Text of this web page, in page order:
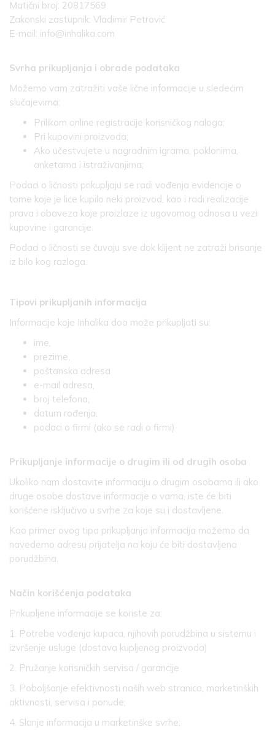
Matični broj: 20817569
Zakonski zastupnik: Vladimir Petrović
E-mail: info@inhalika.com
Svrha prikupljanja i obrade podataka
Možemo vam zatražiti vaše lične informacije u sledećim
slučajevima:
Prilikom online registracije korisničkog naloga;
Pri kupovini proizvoda;
Ako učestvujete u nagradnim igrama, poklonima,
anketama i istraživanjima;
Podaci o ličnosti prikupljaju se radi vođenja evidencije o
tome koje je lice kupilo neki proizvod, kao i radi realizacije
prava i obaveza koje proizlaze iz ugovornog odnosa u vezi
kupovine i garancije.
Podaci o ličnosti se čuvaju sve dok klijent ne zatraži brisanje
iz bilo kog razloga.
Tipovi prikupljanih informacija
Informacije koje Inhalika doo može prikupljati su:
ime,
prezime,
poštanska adresa
e-mail adresa,
broj telefona,
datum rođenja,
podaci o firmi (ako se radi o firmi)
Prikupljanje informacije o drugim ili od drugih osoba
Ukoliko nam dostavite informaciju o drugim osobama ili ako
druge osobe dostave informacije o vama, iste će biti
korišćene isključivo u svrhe za koje su i dostavljene.
Kao primer ovog tipa prikupljanja informacija možemo da
navedemo adresu prijatelja na koju će biti dostavljena
porudžbina.
Način korišćenja podataka
Prikupljene informacije se koriste za:
1. Potrebe vođenja kupaca, njihovih porudžbina u sistemu i
izvršenje usluge (dostava kupljenog proizvoda)
2. Pružanje korisničkih servisa / garancije
3. Poboljšanje efektivnosti naših web stranica, marketinških
aktivnosti, servisa i ponude;
4. Slanje informacija u marketinške svrhe;